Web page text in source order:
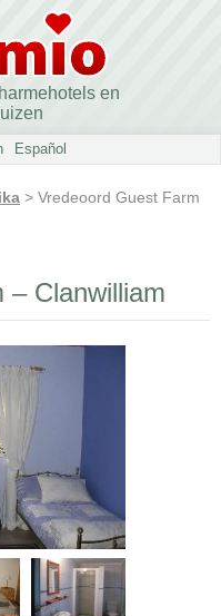
en
Español
> Vredeoord Guest Farm
– Clanwilliam